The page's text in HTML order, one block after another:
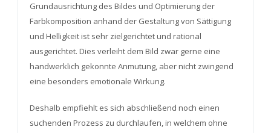
Grundausrichtung des Bildes und Optimierung der
Farbkomposition anhand der Gestaltung von Sättigung
und Helligkeit ist sehr zielgerichtet und rational
ausgerichtet. Dies verleiht dem Bild zwar gerne eine
handwerklich gekonnte Anmutung, aber nicht zwingend
eine besonders emotionale Wirkung.
Deshalb empfiehlt es sich abschließend noch einen
suchenden Prozess zu durchlaufen, in welchem ohne